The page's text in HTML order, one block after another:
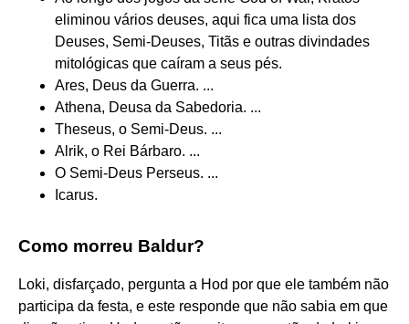
eliminou vários deuses, aqui fica uma lista dos
Deuses, Semi-Deuses, Titãs e outras divindades
mitológicas que caíram a seus pés.
Ares, Deus da Guerra. ...
Athena, Deusa da Sabedoria. ...
Theseus, o Semi-Deus. ...
Alrik, o Rei Bárbaro. ...
O Semi-Deus Perseus. ...
Icarus.
Como morreu Baldur?
Loki, disfarçado, pergunta a Hod por que ele também não
participa da festa, e este responde que não sabia em que